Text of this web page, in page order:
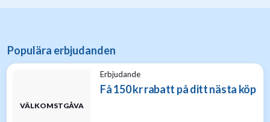
Populära erbjudanden
VÄLKOMSTGÅVA
Erbjudande
Få 150 kr rabatt på ditt nästa köp